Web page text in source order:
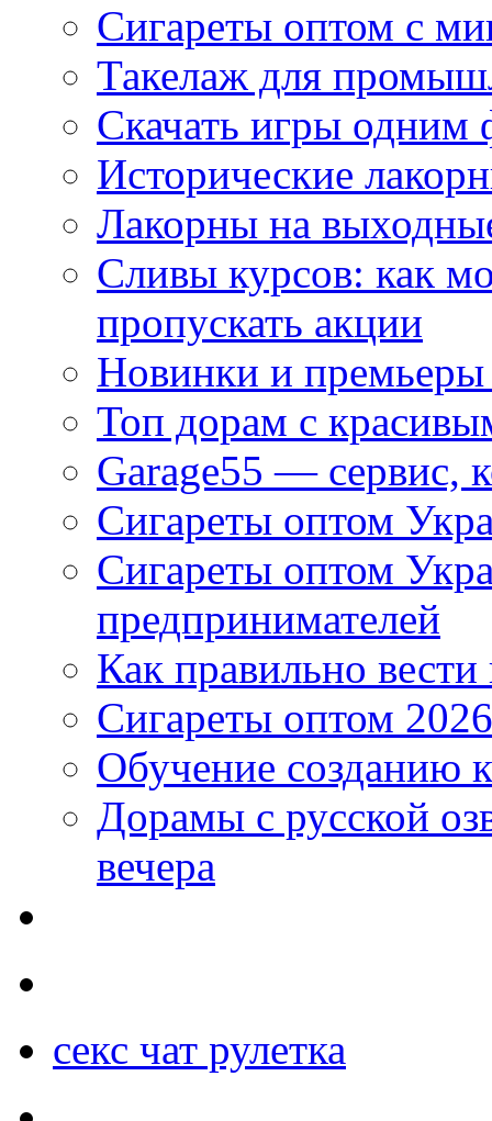
Сигареты оптом с
Такелаж для
Скачать игры одним
Исторические
Лакорны на
Сливы курсов: как
пропускать акции
Новинки и
Топ дорам с
Garage55 — сервис,
Сигареты оптом
Сигареты оптом
предпринимателей
Как правильно
Сигареты оптом
Обучение созданию
Дорамы с русской
вечера
секс чат рулетка